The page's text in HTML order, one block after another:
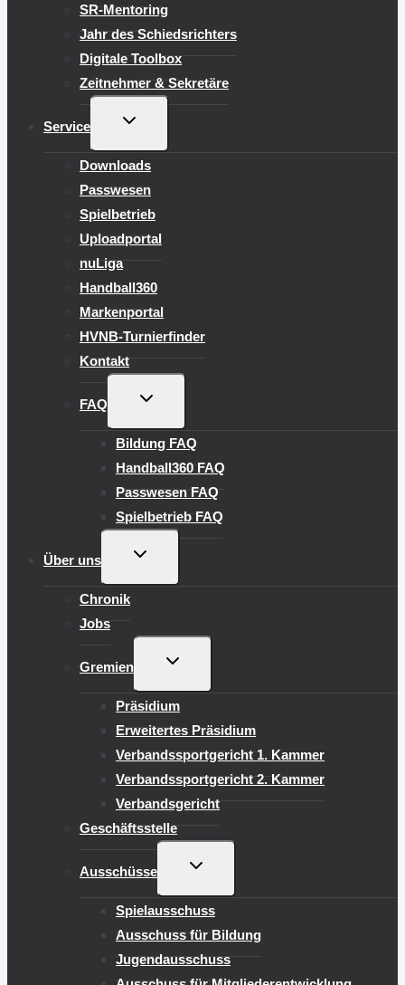
SR-Mentoring
Jahr des Schiedsrichters
Digitale Toolbox
Zeitnehmer & Sekretäre
Service
UNTERMENÜ
Downloads
Passwesen
Spielbetrieb
Uploadportal
nuLiga
Handball360
Markenportal
HVNB-Turnierfinder
Kontakt
FAQ
UNTERMENÜ
Bildung FAQ
Handball360 FAQ
Passwesen FAQ
Spielbetrieb FAQ
Über uns
UNTERMENÜ
Chronik
Jobs
Gremien
UNTERMENÜ
Präsidium
Erweitertes Präsidium
Verbandssportgericht 1. Kammer
Verbandssportgericht 2. Kammer
Verbandsgericht
Geschäftsstelle
Ausschüsse
UNTERMENÜ
Spielausschuss
Ausschuss für Bildung
Jugendausschuss